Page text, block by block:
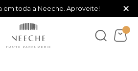
em toda a Neeche. Aproveite! ×